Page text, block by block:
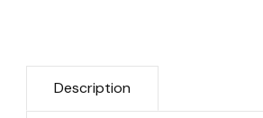
Description